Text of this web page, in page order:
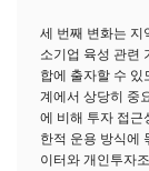
세 번째 변화는 지
소기업 육성 관련
합에 출자할 수 있
계에서 상당히 중
에 비해 투자 접근
한적 운용 방식에
이터와 개인투자